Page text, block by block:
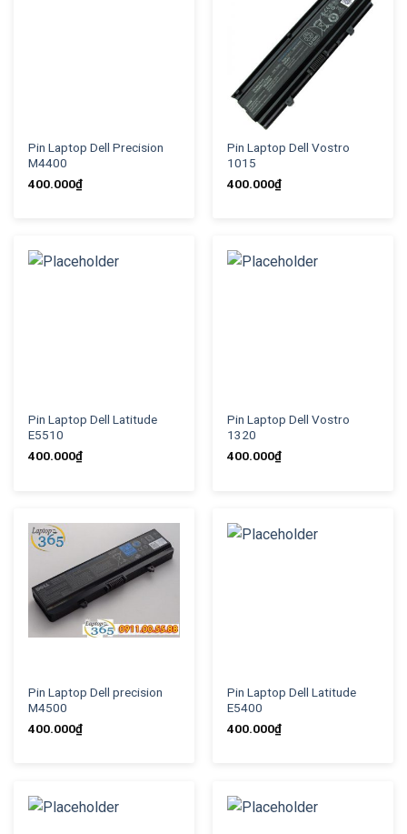
Pin Laptop Dell Precision
M4400
400.000₫
Pin Laptop Dell Vostro
1015
400.000₫
Pin Laptop Dell Latitude
E5510
400.000₫
Pin Laptop Dell Vostro
1320
400.000₫
Pin Laptop Dell precision
M4500
400.000₫
Pin Laptop Dell Latitude
E5400
400.000₫